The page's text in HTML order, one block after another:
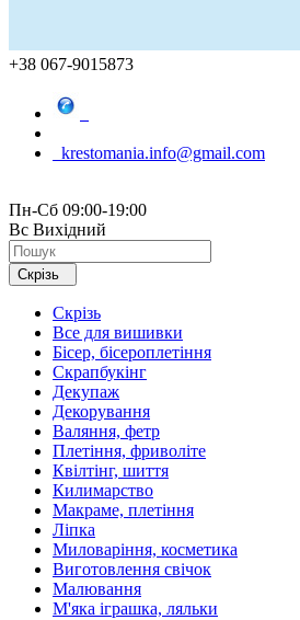
+38 067-9015873
krestomania.info@gmail.com
Пн-Сб 09:00-19:00
Вс Вихідний
Скрізь
Скрізь
Все для вишивки
Бісер, бісероплетіння
Скрапбукінг
Декупаж
Декорування
Валяння, фетр
Плетіння, фриволіте
Квілтінг, шиття
Килимарство
Макраме, плетіння
Ліпка
Миловаріння, косметика
Виготовлення свічок
Малювання
М'яка іграшка, ляльки